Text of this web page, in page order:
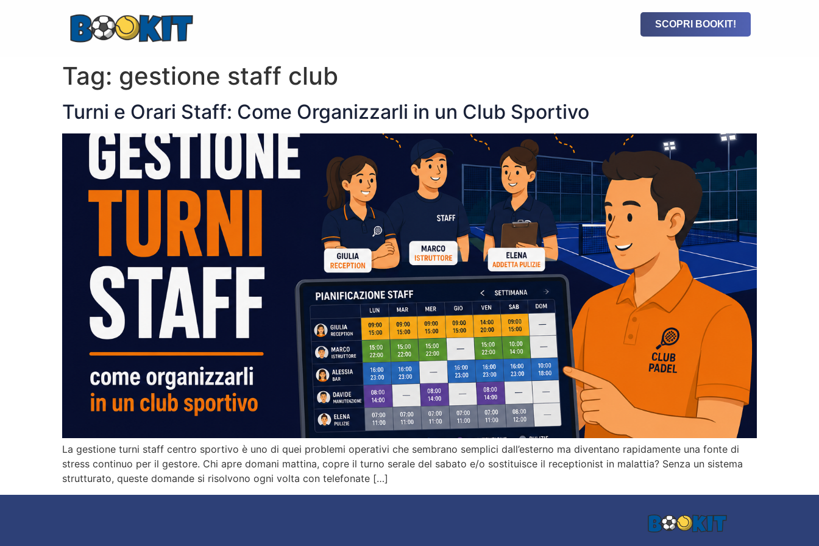
SCOPRI BOOKIT!
Tag: gestione staff club
Turni e Orari Staff: Come Organizzarli in un Club Sportivo
La gestione turni staff centro sportivo è uno di quei problemi operativi che sembrano semplici dall’esterno ma diventano rapidamente una fonte di
stress continuo per il gestore. Chi apre domani mattina, copre il turno serale del sabato e/o sostituisce il receptionist in malattia? Senza un sistema
strutturato, queste domande si risolvono ogni volta con telefonate […]